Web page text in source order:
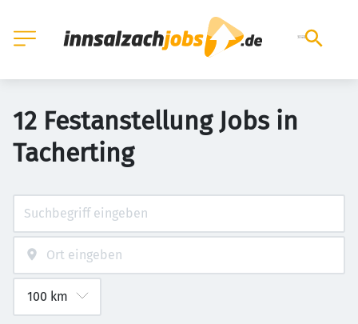
12 Festanstellung Jobs in
Tacherting